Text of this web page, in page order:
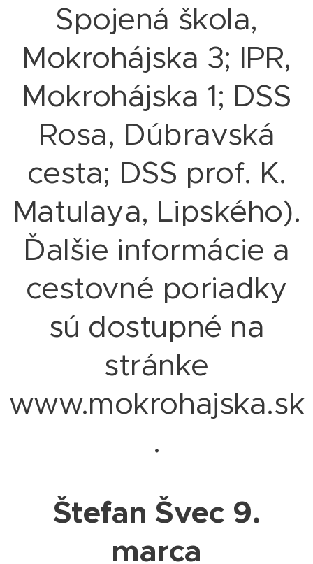
Spojená škola,
Mokrohájska 3; IPR,
Mokrohájska 1; DSS
Rosa, Dúbravská
cesta; DSS prof. K.
Matulaya, Lipského).
Ďalšie informácie a
cestovné poriadky
sú dostupné na
stránke
www.mokrohajska.sk
.
Štefan Švec 9.
marca